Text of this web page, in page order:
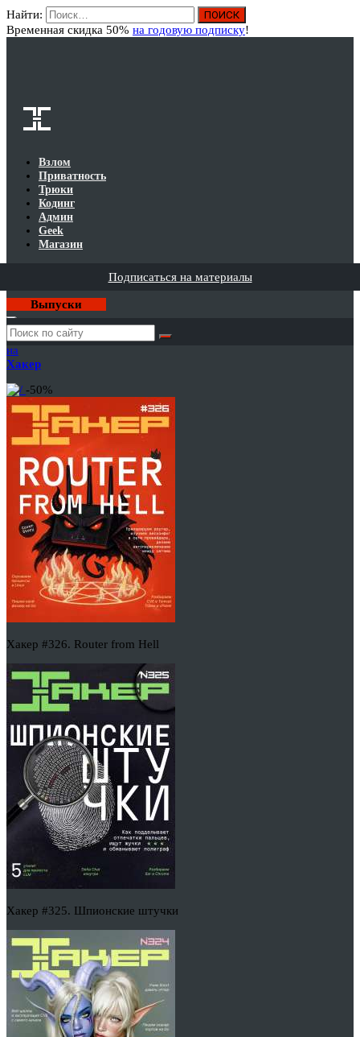
Найти:
Временная скидка 50% на годовую подписку!
Взлом
Приватность
Трюки
Кодинг
Админ
Geek
Магазин
Подписаться на материалы
Выпуски
Годовая
подписка
на
Хакер
-50%
Хакер #326. Router from Hell
Хакер #325. Шпионские штучки